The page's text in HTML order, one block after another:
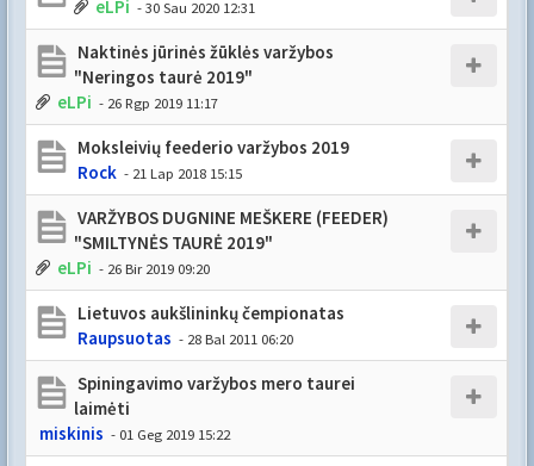
eLPi - 30 Sau 2020 12:31
Naktinės jūrinės žūklės varžybos
"Neringos taurė 2019"
eLPi - 26 Rgp 2019 11:17
Moksleivių feederio varžybos 2019
Rock - 21 Lap 2018 15:15
VARŽYBOS DUGNINE MEŠKERE (FEEDER)
"SMILTYNĖS TAURĖ 2019"
eLPi - 26 Bir 2019 09:20
Lietuvos aukšlininkų čempionatas
Raupsuotas - 28 Bal 2011 06:20
Spiningavimo varžybos mero taurei
laimėti
miskinis - 01 Geg 2019 15:22